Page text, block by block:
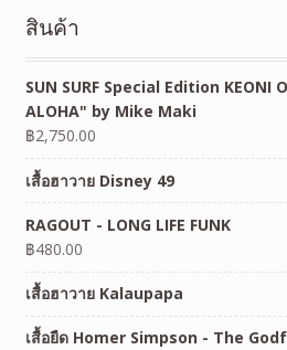
สินค้า
SUN SURF Special Edition KEONI
ALOHA" by Mike Maki
฿2,750.00
เสื้อฮาวาย Disney 49
RAGOUT - LONG LIFE FUNK
฿480.00
เสื้อฮาวาย Kalaupapa
เสื้อยืด Homer Simpson - The